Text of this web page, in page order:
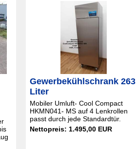
Gewerbekühlschrank 263
Liter
Mobiler Umluft- Cool Compact
HKMN041- MS auf 4 Lenkrollen
passt durch jede Standardtür.
Nettopreis: 1.495,00 EUR